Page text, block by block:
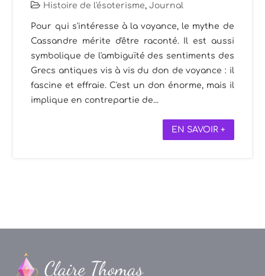
Histoire de l'ésoterisme,Journal
Pour qui s'intéresse à la voyance, le mythe de
Cassandre mérite d'être raconté. Il est aussi
symbolique de l'ambiguïté des sentiments des
Grecs antiques vis à vis du don de voyance : il
fascine et effraie. C'est un don énorme, mais il
implique en contrepartie de...
EN SAVOIR +